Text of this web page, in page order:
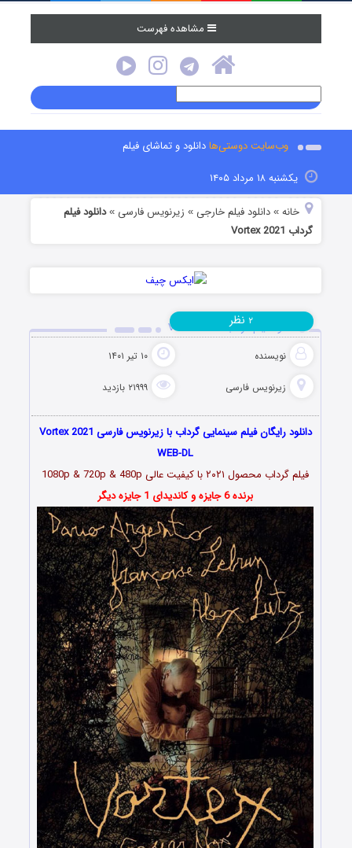
مشاهده فهرست
وب‌سایت دوستی‌هادانلود و تماشای فیلم
یکشنبه ۱۸ مرداد ۱۴۰۵
خانه »دانلود فیلم خارجی » زیرنویس فارسی »دانلود فیلم
گرداب Vortex 2021
دانلود فیلم گرداب Vortex 2021
نویسنده ۱۰ تیر ۱۴۰۱
زیرنویس فارسی ۲۱۹۹۹ بازدید
۲ نظر
دانلود رایگان فیلم سینمایی گرداب با زیرنویس فارسی Vortex 2021
WEB-DL
فیلمگرداب محصول ۲۰۲۱
با کیفیت عالی 1080p & 720p & 480p
برنده 6 جایزه و کاندیدای 1 جایزه دیگر